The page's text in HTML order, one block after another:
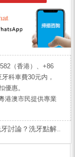
（香港）、+86
科車費30元内，
優惠。
港澳市民提供專業
論？洗牙點解要做噴砂？